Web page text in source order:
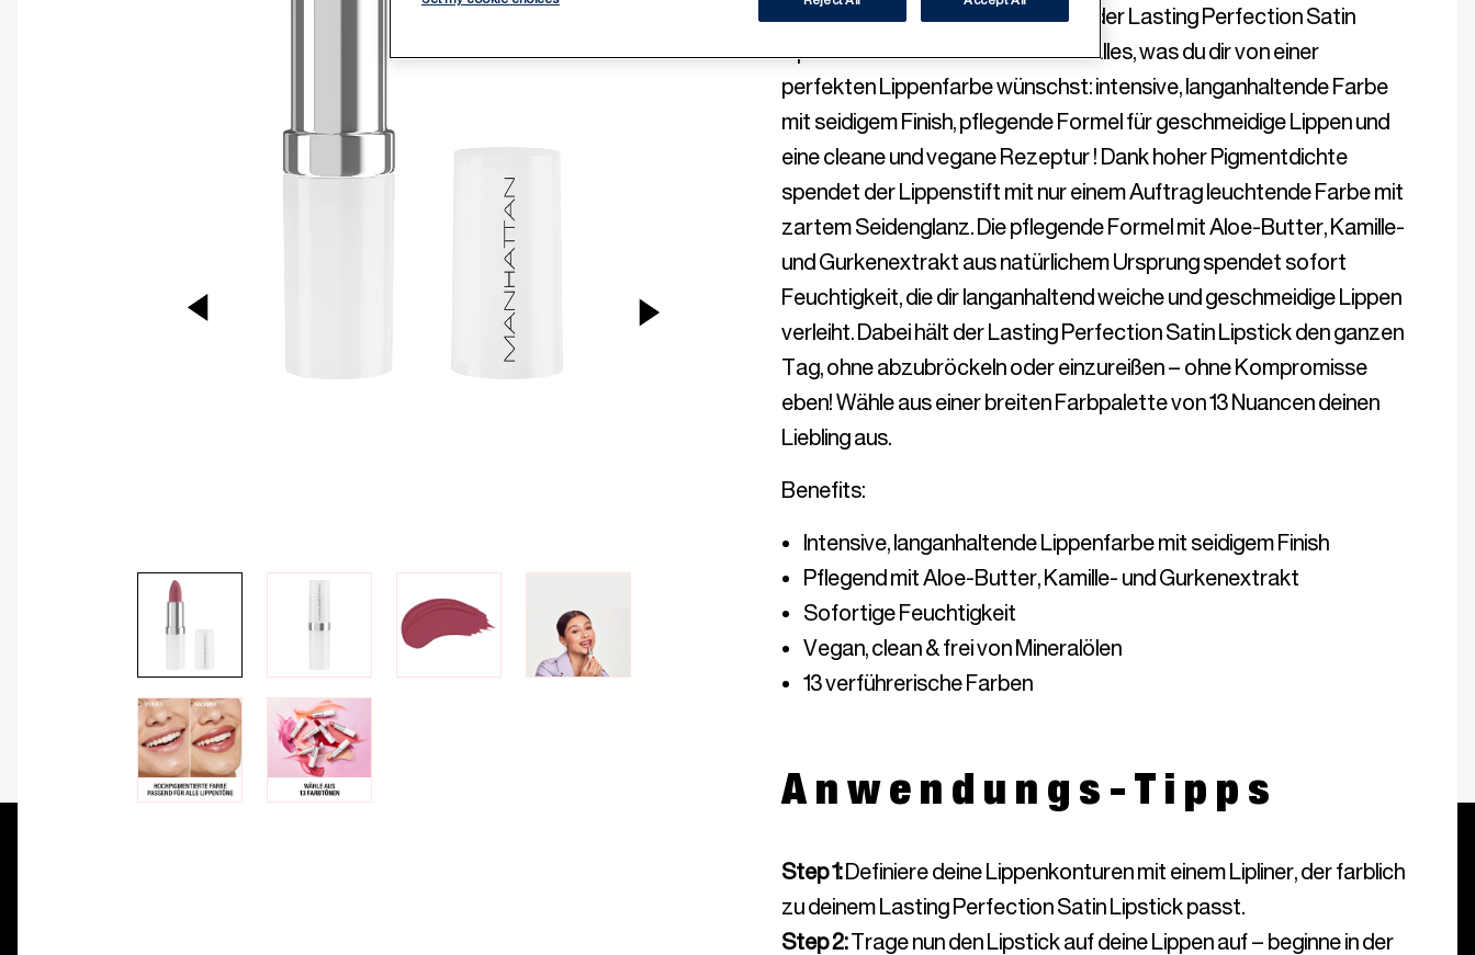
Verführung ohne Kompromisse – der Lasting Perfection Satin
Lipstick von Manhattan bietet dir alles, was du dir von einer
perfekten Lippenfarbe wünschst: intensive, langanhaltende Farbe
mit seidigem Finish, pflegende Formel für geschmeidige Lippen und
eine cleane und vegane Rezeptur ! Dank hoher Pigmentdichte
spendet der Lippenstift mit nur einem Auftrag leuchtende Farbe mit
zartem Seidenglanz. Die pflegende Formel mit Aloe-Butter, Kamille-
und Gurkenextrakt aus natürlichem Ursprung spendet sofort
Feuchtigkeit, die dir langanhaltend weiche und geschmeidige Lippen
verleiht. Dabei hält der Lasting Perfection Satin Lipstick den ganzen
Tag, ohne abzubröckeln oder einzureißen – ohne Kompromisse
eben! Wähle aus einer breiten Farbpalette von 13 Nuancen deinen
13 verführerische Farben
Anwendungs-Tipps
Step 1:Definiere deine Lippenkonturen mit einem Lipliner, der farblich
zu deinem Lasting Perfection Satin Lipstick passt.
Step 2:Trage nun den Lipstick auf deine Lippen auf – beginne in der